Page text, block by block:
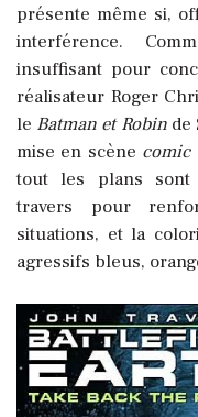
présente même si,
interférence.
insuffisant pour
réalisateur Roger
le Batman et Robinde
mise en scène comic
tout les plans sont
travers pour
situations, et la
agressifs bleus,